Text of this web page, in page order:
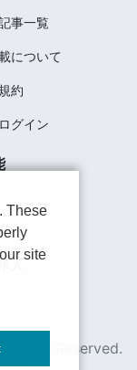
事一覧
について
約
グイン
人
Right Reserved.
These
site